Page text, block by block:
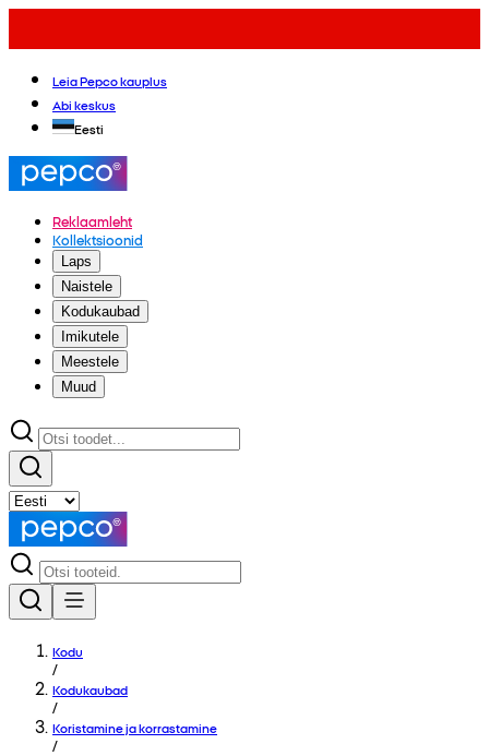
Leia Pepco kauplus
Abi keskus
Eesti
Reklaamleht
Kollektsioonid
Laps
Naistele
Kodukaubad
Imikutele
Meestele
Muud
Kodu
/
Kodukaubad
/
Koristamine ja korrastamine
/